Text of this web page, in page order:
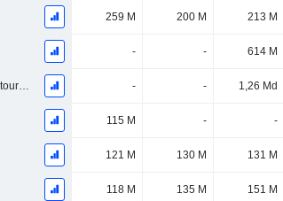
259 M 200 M 213 M
- - 614 M
Ontario, Australia and Mexico - Detour Lake Mine - - 1,26 Md
115 M - -
121 M 130 M 131 M
118 M 135 M 151 M